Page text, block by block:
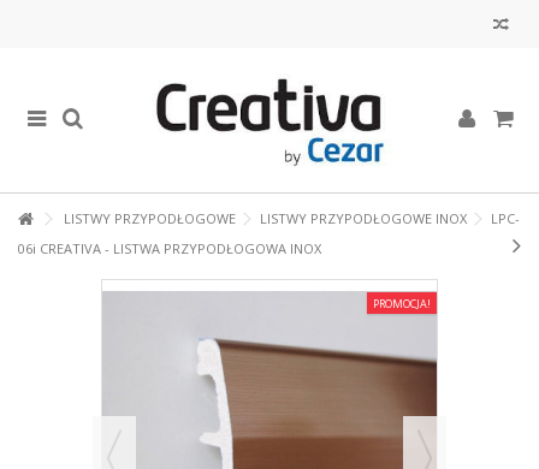
LISTWY PRZYPODŁOGOWE LISTWY PRZYPODŁOGOWE INOX
LPC-
06i CREATIVA - LISTWA PRZYPODŁOGOWA INOX
PROMOCJA!